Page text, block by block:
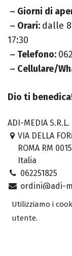
⭢ Giorni di
⭢ Orari: dalle
17:30
⭢ Telefono:
⭢ Cellulare/
Dio ti
ADI-MEDIA S.R.L.
VIA DELLA
ROMA RM
Italia
062251825
ordini@adi-
Mappe
Utilizziamo i
utente.